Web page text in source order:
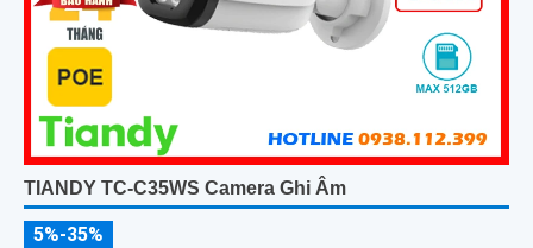
TIANDY TC-C35WS Camera Ghi Âm
5%-35%